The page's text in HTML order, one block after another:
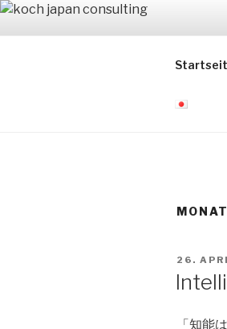
Zum
AM
26.
「知能